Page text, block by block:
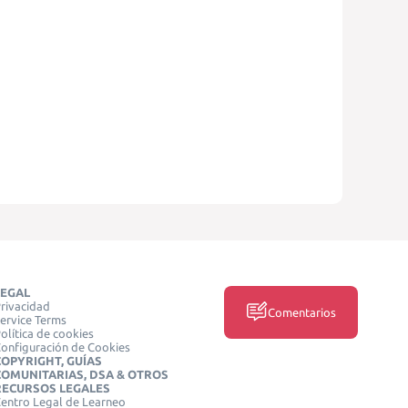
Terms
de cookies
de Cookies
GUÍAS
DSA & OTROS
LEGALES
Legal de Learneo
Comentarios